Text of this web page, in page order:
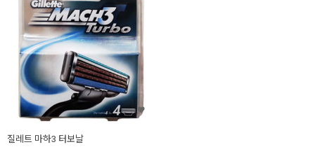
질레트 마하3 터보날